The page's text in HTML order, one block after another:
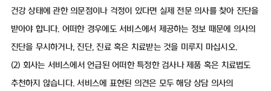
건강 상태에 관한 의문점이나 걱정이 있다면 실제 전문 의사를 찾아 진단을
받아야 합니다. 어떠한 경우에도 서비스에서 제공하는 정보 때문에 의사의
진단을 무시하거나, 진단, 진료 혹은 치료받는 것을 미루지 마십시오.
(2) 회사는 서비스에서 언급된 어떠한 특정한 검사나 제품 혹은 치료법도
추천하지 않습니다. 서비스에 표현된 의견은 모두 해당 상담 의사의